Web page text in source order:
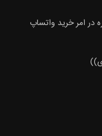
در امر خرید واتساپ